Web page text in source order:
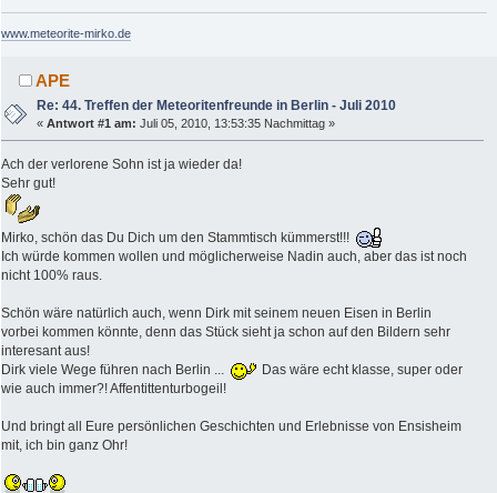
www.meteorite-mirko.de
APE
Re: 44. Treffen der Meteoritenfreunde in Berlin - Juli 2010
«Antwort #1 am: Juli 05, 2010, 13:53:35 Nachmittag »
Ach der verlorene Sohn ist ja wieder da!
Sehr gut!
Mirko, schön das Du Dich um den Stammtisch kümmerst!!!
Ich würde kommen wollen und möglicherweise Nadin auch, aber das ist noch
nicht 100% raus.
Schön wäre natürlich auch, wenn Dirk mit seinem neuen Eisen in Berlin
vorbei kommen könnte, denn das Stück sieht ja schon auf den Bildern sehr
interesant aus!
Dirk viele Wege führen nach Berlin ...
Das wäre echt klasse, super oder
wie auch immer?! Affentittenturbogeil!
Und bringt all Eure persönlichen Geschichten und Erlebnisse von Ensisheim
mit, ich bin ganz Ohr!